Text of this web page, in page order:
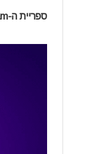
ספריית ה-Steam שלך כבר בקונסולה: